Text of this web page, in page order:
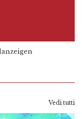
Vedi tutti